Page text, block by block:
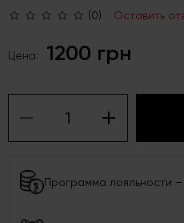
(0) Оставить
Цена: 1200 грн
Программа лояльности –